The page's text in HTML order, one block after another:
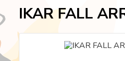
IKAR FALL